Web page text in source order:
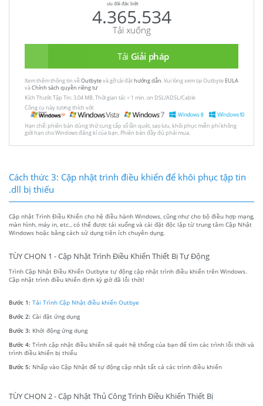
ưu đãi đặc biệt
4.365.534
Tải xuống
Tải Giải pháp
Xem thêm thông tin vềOutbytevà gỡ cài đặthướng dẫn. Vui lòng xem tại Outbyte EULA
vàChính sách quyền riêng tư
Kích Thước Tập Tin: 3.04 MB, Thời gian tải: < 1 min. on DSL/ADSL/Cable
Công cụ này tương thích với:
Hạn chế: phiên bản dùng thử cung cấp số lần quét, sao lưu, khôi phục miễn phí không
giới hạn cho Windows đăng kí của bạn. Phiên bản đầy đủ phải mua.
Cách thức 3: Cập nhật trình điều khiển để khôi phục tập tin
.dll bị thiếu
Cập nhật Trình Điều Khiển cho hệ điều hành Windows, cũng như cho bộ điều hợp mạng,
màn hình, máy in, etc., có thể được tải xuống và cài đặt độc lập từ trung tâm Cập Nhật
Windows hoặc bằng cách sử dụng tiện ích chuyên dụng.
TÙY CHỌN 1 - Cập Nhật Trình Điều Khiển Thiết Bị Tự Động
Trình Cập Nhật Điều Khiển Outbyte tự động cập nhật trình điều khiển trên Windows.
Cập nhật trình điều khiển định kỳ giờ đã lỗi thời!
Bước 1: Tải Trình Cập Nhật điều khiển Outbye
Bước 2: Cài đặt ứng dụng
Bước 3: Khởi động ứng dụng
Bước 4: Trình cập nhật điều khiển sẽ quét hệ thống của bạn để tìm các trình lỗi thời và
trình điều khiển bị thiếu
Bước 5: Nhấp vào Cập Nhật để tự động cập nhật tất cả các trình điều khiển
TÙY CHỌN 2 - Cập Nhật Thủ Công Trình Điều Khiển Thiết Bị